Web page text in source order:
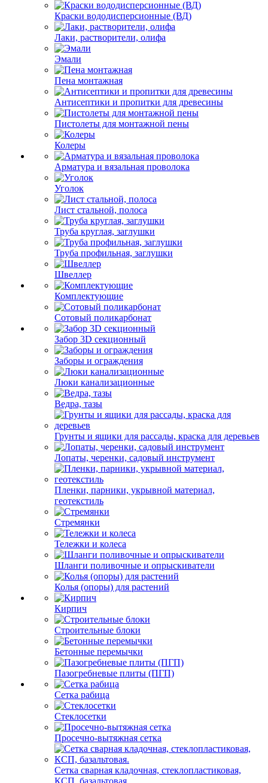
Краски вододисперсионные (ВД)
Лаки, растворители, олифа
Эмали
Пена монтажная
Антисептики и пропитки для древесины
Пистолеты для монтажной пены
Колеры
Арматура и вязальная проволока
Уголок
Лист стальной, полоса
Труба круглая, заглушки
Труба профильная, заглушки
Швеллер
Комплектующие
Сотовый поликарбонат
Забор 3D секционный
Заборы и ограждения
Люки канализационные
Ведра, тазы
Грунты и ящики для рассады, краска для деревьев
Лопаты, черенки, садовый инструмент
Пленки, парники, укрывной материал,
геотекстиль
Стремянки
Тележки и колеса
Шланги поливочные и опрыскиватели
Колья (опоры) для растений
Кирпич
Строительные блоки
Бетонные перемычки
Пазогребневые плиты (ПГП)
Сетка рабица
Стеклосетки
Просечно-вытяжная сетка
Сетка сварная кладочная, стеклопластиковая,
КСП, базальтовая.